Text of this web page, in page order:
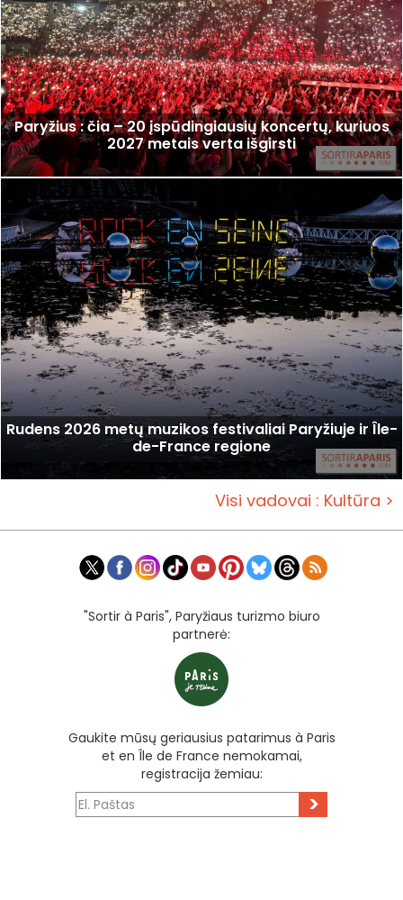
Paryžius : čia – 20 įspūdingiausių koncertų, kuriuos
2027 metais verta išgirsti
Rudens 2026 metų muzikos festivaliai Paryžiuje ir Île-
de-France regione
Visi vadovai : Kultūra >
"Sortir à Paris", Paryžiaus turizmo biuro
partnerė:
Gaukite mūsų geriausius patarimus à Paris
et en Île de France nemokamai,
registracija žemiau:
>